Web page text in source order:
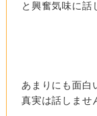
と興奮気味に話
あまりにも面白
真実は話しませ